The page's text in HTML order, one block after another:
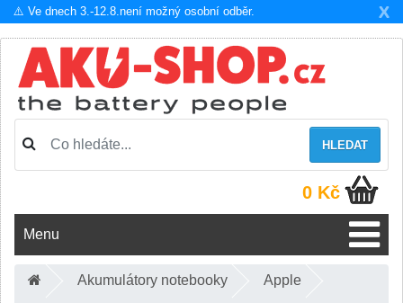
X
⚠️ Ve dnech 3.-12.8.není možný osobní odběr.
HLEDAT
0 Kč
Menu
Akumulátory notebooky Apple